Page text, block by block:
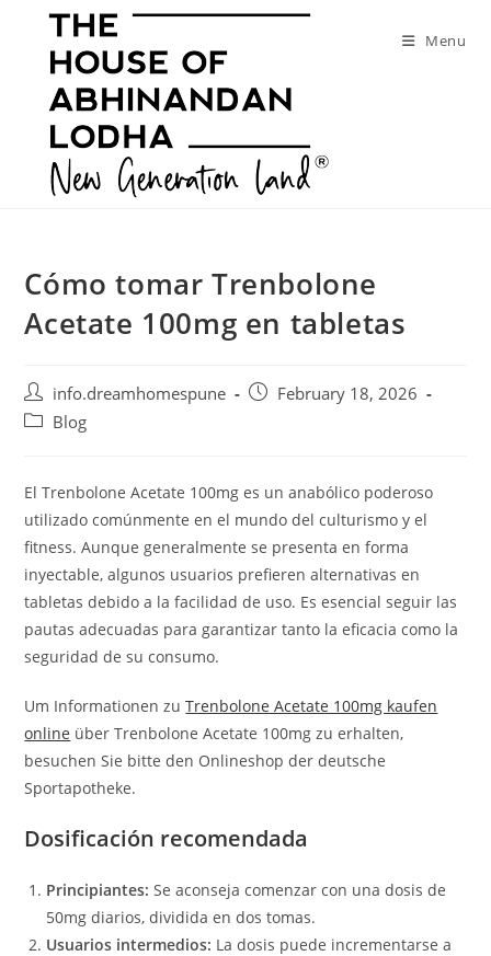
Menu
Cómo tomar Trenbolone
Acetate 100mg en tabletas
Post
author:
info.dreamhomespune
PostFebruary 18, 2026
PostBlog
El Trenbolone Acetate 100mg es un anabólico poderoso
utilizado comúnmente en el mundo del culturismo y el
fitness. Aunque generalmente se presenta en forma
inyectable, algunos usuarios prefieren alternativas en
tabletas debido a la facilidad de uso. Es esencial seguir las
pautas adecuadas para garantizar tanto la eficacia como la
seguridad de su consumo.
Um Informationen zuTrenbolone Acetate 100mg kaufen
online über Trenbolone Acetate 100mg zu erhalten,
besuchen Sie bitte den Onlineshop der deutsche
Sportapotheke.
Dosificación recomendada
Principiantes: Se aconseja comenzar con una dosis de
50mg diarios, dividida en dos tomas.
Usuarios intermedios: La dosis puede incrementarse a